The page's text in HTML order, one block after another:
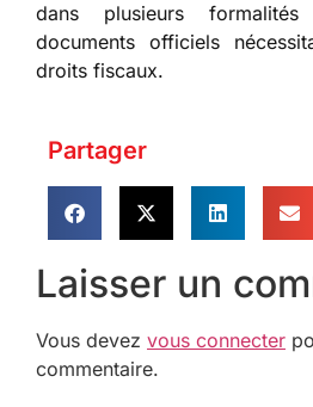
dans plusieurs formalités
documents officiels
droits fiscaux.
Partager
Laisser un
Vous devez vous connecter
commentaire.